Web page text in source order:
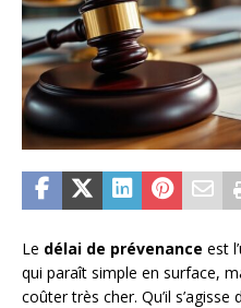
Le délai de prévenance est
qui paraît simple en surface,
coûter très cher. Qu’il s’agisse